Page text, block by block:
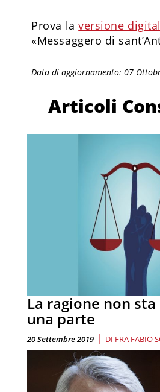
Prova laversione
«Messaggero di
Data di aggiornamento: 07
Articoli
La ragione non
una parte
20 Settembre 2019 | DI FRA FABIO